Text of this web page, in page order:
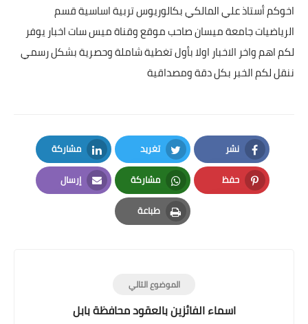
اخوكم أستاذ علي المالكي بكالوريوس تربية اساسية قسم
الرياضيات جامعة ميسان صاحب موقع وقناة ميس سات اخبار يوفر
لكم اهم واخر الاخبار اولا بأول تغطية شاملة وحصرية بشكل رسمي
ننقل لكم الخبر بكل دقة ومصداقية
نشر
Facebook
تغريد
Twitter
مشاركة
LinkedIn
حفظ
Pinterest
مشاركة
Whatsapp
إرسال
Email
طباعة
Print
الموضوع التالي
اسماء الفائزين بالعقود محافظة بابل